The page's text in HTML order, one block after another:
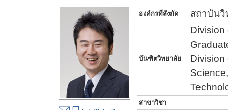
องค์กรที่สังกัด สถาบัน
บันฑิตวิทยาลัย
Division
Division
สาขาวิชา